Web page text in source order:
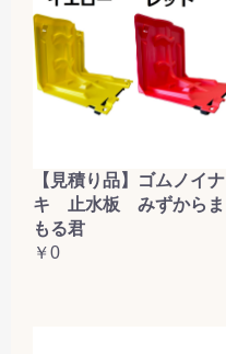
【見積り品】ゴムノイナ
キ 止水板 みずからま
もる君
￥0